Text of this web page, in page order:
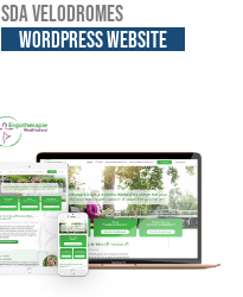
SDA Velodromes
WordPress website